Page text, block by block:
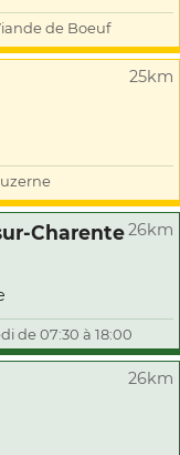
de Boeuf
25km
Charente26km
de 07:30 à 18:00
26km